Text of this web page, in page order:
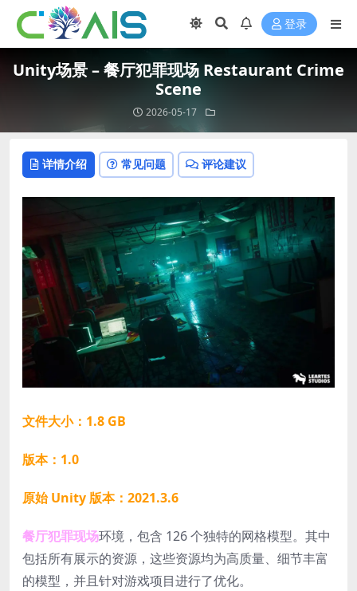
登录
Unity场景 – 餐厅犯罪现场 Restaurant Crime
Scene
2026-05-17
详情介绍 常见问题 评论建议
文件大小：1.8 GB
版本：1.0
原始 Unity 版本：2021.3.6
餐厅犯罪现场环境，包含 126 个独特的网格模型。其中
包括所有展示的资源，这些资源均为高质量、细节丰富
的模型，并且针对游戏项目进行了优化。